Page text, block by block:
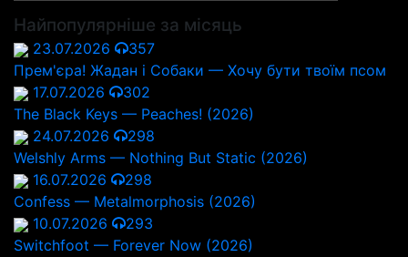
Найпопулярніше за місяць
23.07.2026
357
Прем'єра! Жадан і Собаки — Хочу бути твоїм псом
17.07.2026
302
The Black Keys — Peaches! (2026)
24.07.2026
298
Welshly Arms — Nothing But Static (2026)
16.07.2026
298
Confess — Metalmorphosis (2026)
10.07.2026
293
Switchfoot — Forever Now (2026)